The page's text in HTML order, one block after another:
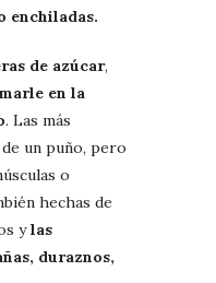
enchiladas.
de azúcar,
en la
. Las más
un puño, pero
o
hechas de
ylas
duraznos,